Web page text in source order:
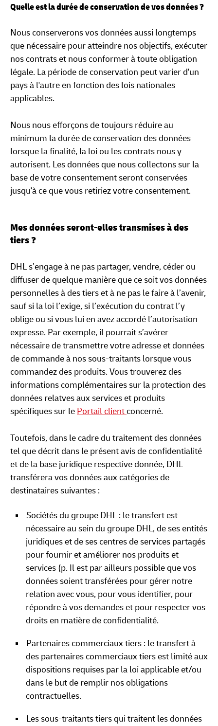
Quelle est la durée de conservation de vos données ?
Nous conserverons vos données aussi longtemps
que nécessaire pour atteindre nos objectifs, exécuter
nos contrats et nous conformer à toute obligation
légale. La période de conservation peut varier d'un
pays à l'autre en fonction des lois nationales
applicables.
Nous nous efforçons de toujours réduire au
minimum la durée de conservation des données
lorsque la finalité, la loi ou les contrats nous y
autorisent. Les données que nous collectons sur la
base de votre consentement seront conservées
jusqu'à ce que vous retiriez votre consentement.
Mes données seront-elles transmises à des
tiers ?
DHL s’engage à ne pas partager, vendre, céder ou
diffuser de quelque manière que ce soit vos données
personnelles à des tiers et à ne pas le faire à l’avenir,
sauf si la loi l’exige, si l’exécution du contrat l’y
oblige ou si vous lui en avez accordé l’autorisation
expresse. Par exemple, il pourrait s’avérer
nécessaire de transmettre votre adresse et données
de commande à nos sous-traitants lorsque vous
commandez des produits. Vous trouverez des
informations complémentaires sur la protection des
données relatves aux services et produits
spécifiques sur le Portail client concerné.
Toutefois, dans le cadre du traitement des données
tel que décrit dans le présent avis de confidentialité
et de la base juridique respective donnée, DHL
transférera vos données aux catégories de
destinataires suivantes :
Sociétés du groupe DHL : le transfert est
nécessaire au sein du groupe DHL, de ses entités
juridiques et de ses centres de services partagés
pour fournir et améliorer nos produits et
services (p. Il est par ailleurs possible que vos
données soient transférées pour gérer notre
relation avec vous, pour vous identifier, pour
répondre à vos demandes et pour respecter vos
droits en matière de confidentialité.
Partenaires commerciaux tiers : le transfert à
des partenaires commerciaux tiers est limité aux
dispositions requises par la loi applicable et/ou
dans le but de remplir nos obligations
contractuelles.
Les sous-traitants tiers qui traitent les données